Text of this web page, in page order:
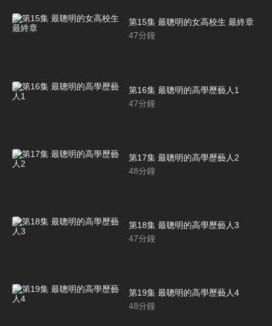
第15集 最聰明的女高校生 最終章
47分鐘
第16集 最聰明的高學歷藝人1
47分鐘
第17集 最聰明的高學歷藝人2
48分鐘
第18集 最聰明的高學歷藝人3
47分鐘
第19集 最聰明的高學歷藝人4
48分鐘